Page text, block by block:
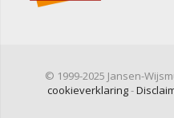
© 1999-2025 Jansen-
cookieverklaring-